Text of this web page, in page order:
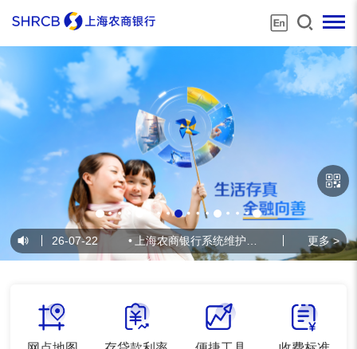
2026-07-22 上海农商银行系统维护公告 2026-07-21 •
更多 >